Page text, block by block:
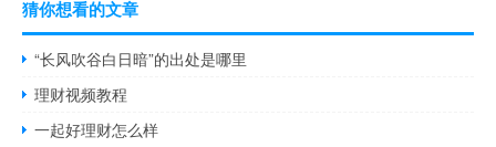
猜你想看的文章
“长风吹谷白日暗”的出处是哪里
理财视频教程
一起好理财怎么样